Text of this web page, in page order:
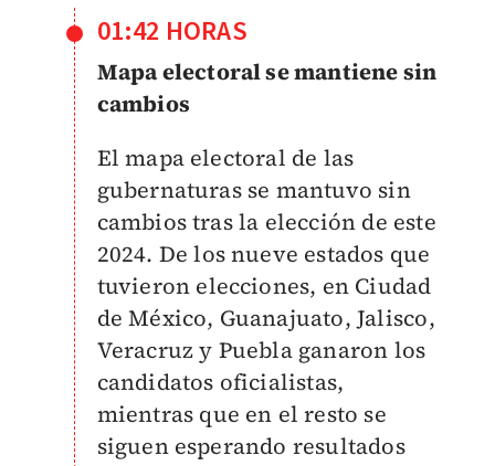
01:42 HORAS
Mapa electoral se mantiene sin
cambios
El mapa electoral de las
gubernaturas se mantuvo sin
cambios tras la elección de este
2024. De los nueve estados que
tuvieron elecciones, en Ciudad
de México, Guanajuato, Jalisco,
Veracruz y Puebla ganaron los
candidatos oficialistas,
mientras que en el resto se
siguen esperando resultados